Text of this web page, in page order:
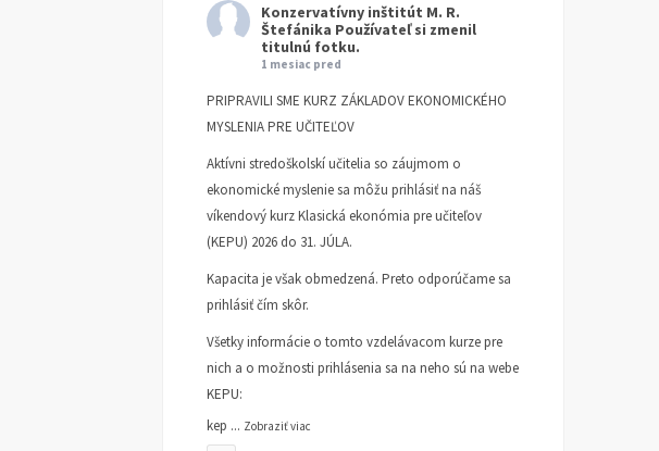
Konzervatívny inštitút M. R.
Štefánika Používateľ si zmenil
titulnú fotku.
1 mesiac pred
PRIPRAVILI SME KURZ ZÁKLADOV EKONOMICKÉHO
MYSLENIA PRE UČITEĽOV
Aktívni stredoškolskí učitelia so záujmom o
ekonomické myslenie sa môžu prihlásiť na náš
víkendový kurz Klasická ekonómia pre učiteľov
(KEPU) 2026 do 31. JÚLA.
Kapacita je však obmedzená. Preto odporúčame sa
prihlásiť čím skôr.
Všetky informácie o tomto vzdelávacom kurze pre
nich a o možnosti prihlásenia sa na neho sú na webe
KEPU:
kep ... Zobraziť viac